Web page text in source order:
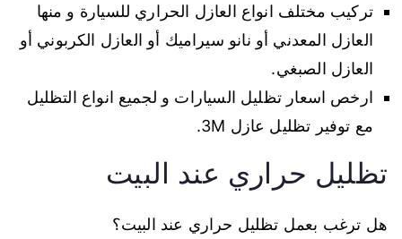
تركيب مختلف انواع العازل الحراري للسيارة و منها
العازل المعدني أو نانو سيراميك أو العازل الكربوني أو
العازل الصبغي.
ارخص اسعار تظليل السيارات و لجميع انواع التظليل
مع توفير تظليل عازل 3M.
تظليل حراري عند البيت
هل ترغب بعمل تظليل حراري عند البيت؟